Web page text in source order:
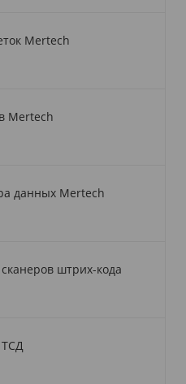
Mertech
Mertech
данных Mertech
штрих-кода